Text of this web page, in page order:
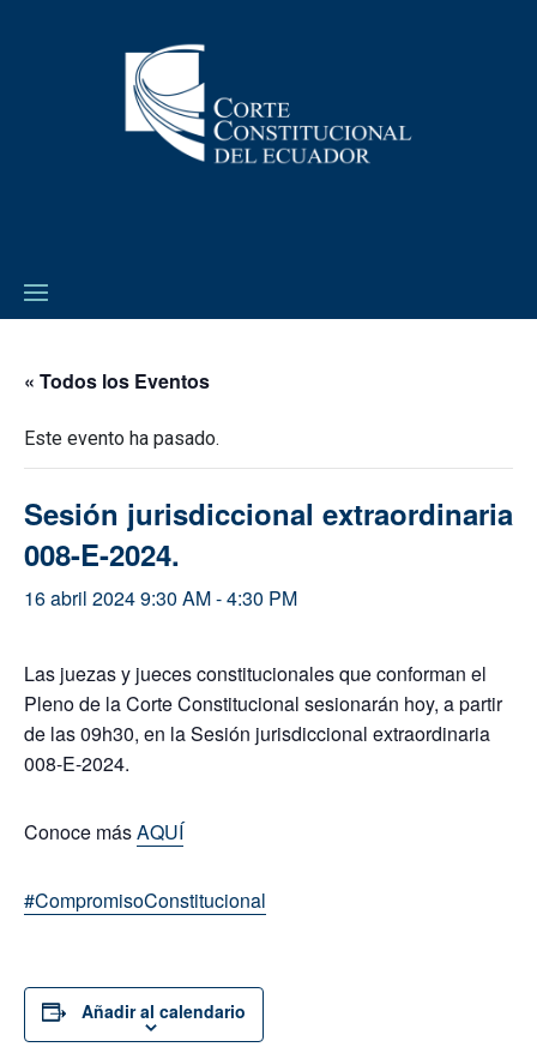
« Todos los Eventos
Este evento ha pasado.
Sesión jurisdiccional extraordinaria
008-E-2024.
16 abril 2024 9:30 AM-4:30 PM
Las juezas y jueces constitucionales que conforman el
Pleno de la Corte Constitucional sesionarán hoy, a partir
de las 09h30, en la Sesión jurisdiccional extraordinaria
008-E-2024.
Conoce másAQUÍ
#CompromisoConstitucional
Añadir al calendario